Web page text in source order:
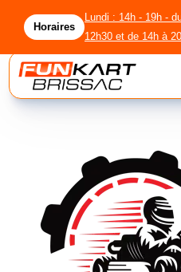
Horaires
Lundi : 14h - 19h -
12h30 et de 14h à
circuit
location
licenciés